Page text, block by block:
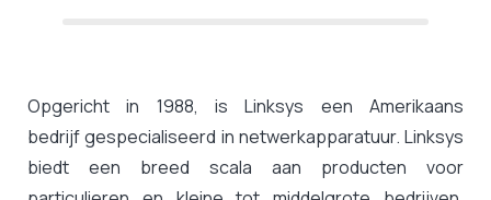
Opgericht in 1988, is Linksys een Amerikaans
bedrijf gespecialiseerd in netwerkapparatuur. Linksys
biedt een breed scala aan producten voor